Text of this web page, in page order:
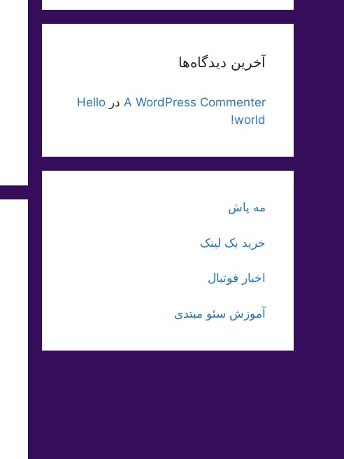
آخرین دیدگاه‌ها
A WordPress Commenter در Hello
world!
مه پاش
خرید بک لینک
اخبار فوتبال
آموزش سئو مبتدی